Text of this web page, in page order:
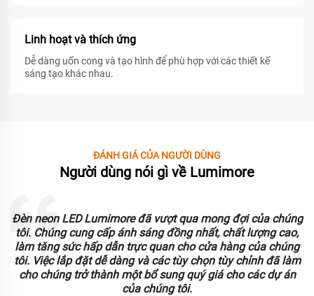
Linh hoạt và thích ứng
Dễ dàng uốn cong và tạo hình để phù hợp với các thiết kế
sáng tạo khác nhau.
ĐÁNH GIÁ CỦA NGƯỜI DÙNG
Người dùng nói gì về Lumimore
Đèn neon LED Lumimore đã vượt qua mong đợi của chúng
tôi. Chúng cung cấp ánh sáng đồng nhất, chất lượng cao,
làm tăng sức hấp dẫn trực quan cho cửa hàng của chúng
tôi. Việc lắp đặt dễ dàng và các tùy chọn tùy chỉnh đã làm
cho chúng trở thành một bổ sung quý giá cho các dự án
của chúng tôi.